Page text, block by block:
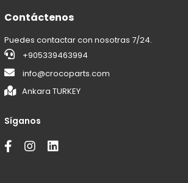
Contáctenos
Puedes contactar con nosotras 7/24.
+905339463994
info@crocoparts.com
Ankara TURKEY
Síganos